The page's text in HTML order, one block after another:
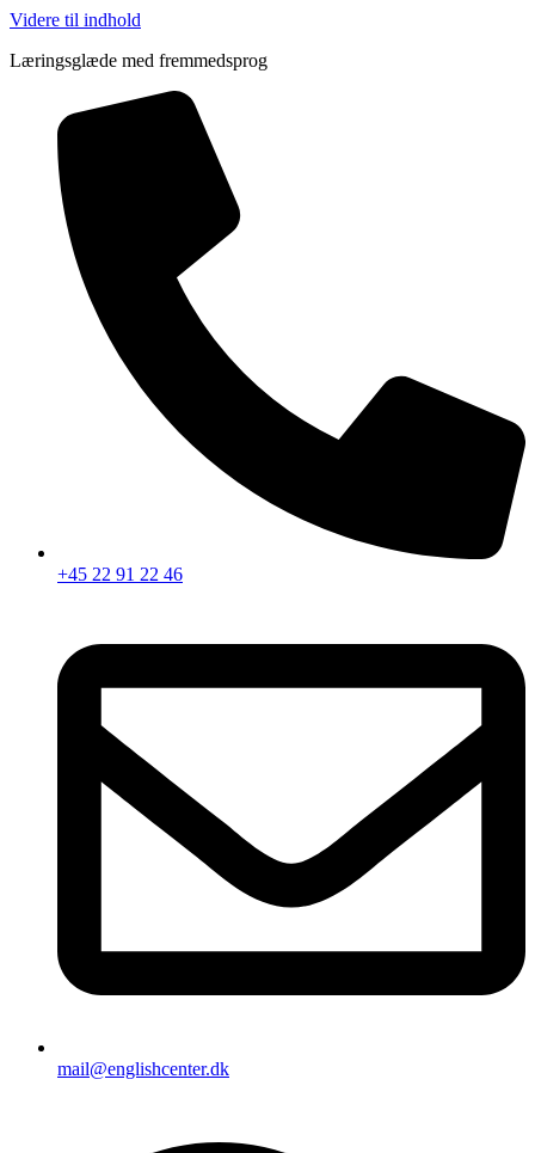
Videre til indhold
Læringsglæde med fremmedsprog
+45 22 91 22 46
mail@englishcenter.dk